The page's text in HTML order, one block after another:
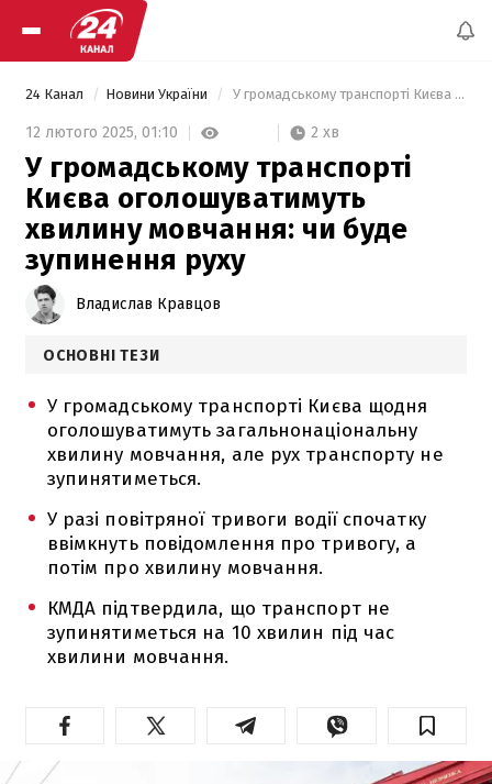
24 Канал Новини України У громадському транспорті Києва оголошуватимуть хвилину мовчання: чи буде зупинення руху
12 лютого 2025, 01:10 2 хв
У громадському транспорті
Києва оголошуватимуть
хвилину мовчання: чи буде
зупинення руху
Владислав Кравцов
ОСНОВНІ ТЕЗИ
У громадському транспорті Києва щодня
оголошуватимуть загальнонаціональну
хвилину мовчання, але рух транспорту не
зупинятиметься.
У разі повітряної тривоги водії спочатку
ввімкнуть повідомлення про тривогу, а
потім про хвилину мовчання.
КМДА підтвердила, що транспорт не
зупинятиметься на 10 хвилин під час
хвилини мовчання.